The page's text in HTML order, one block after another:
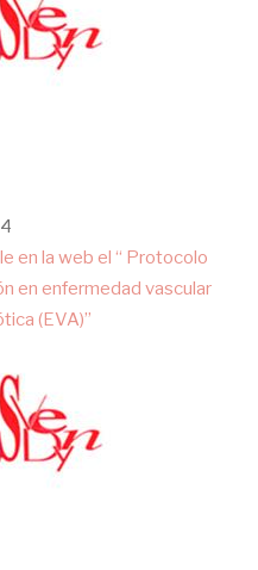
en la web el “ Protocolo
en enfermedad vascular
(EVA)”